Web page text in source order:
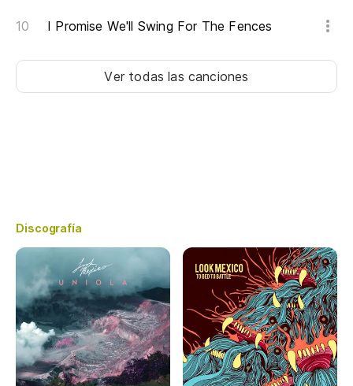
I Promise We'll Swing For The Fences
Ver todas las canciones
Discografía